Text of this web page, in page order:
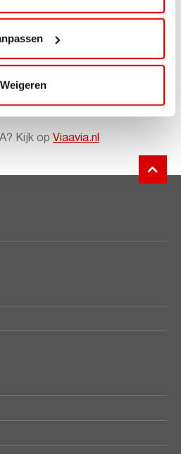
Weigeren
want je spaart bij zowel
Ook op je aankopen in de shop
bestede euro 1 punt
Kijk op Viaavia.nl